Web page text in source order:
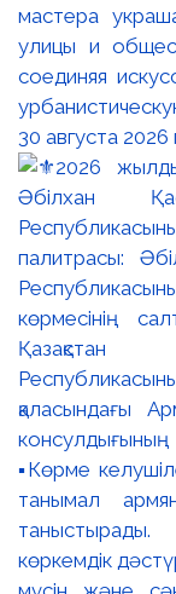
мастера
улицы и
соединяя
30 августа 2026